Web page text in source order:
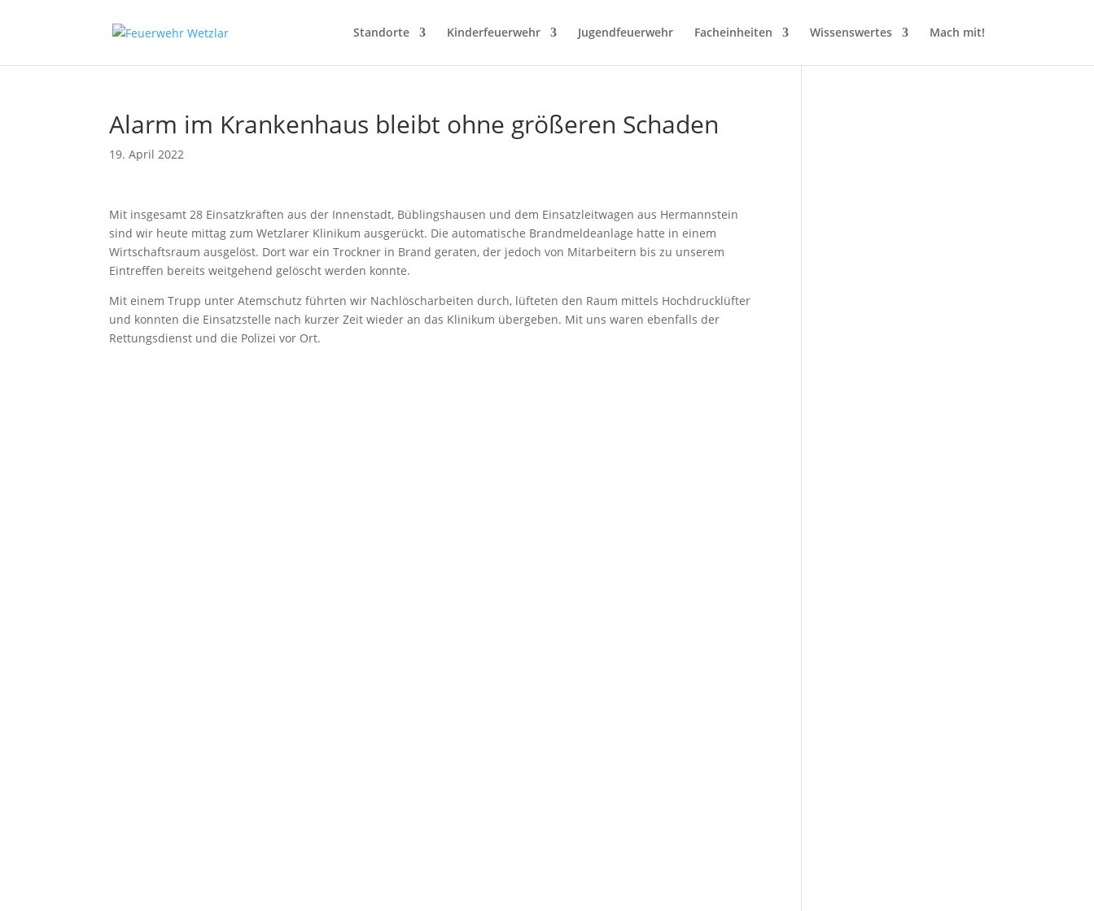
Standorte Kinderfeuerwehr Jugendfeuerwehr Facheinheiten Wissenswertes Mach mit!
Alarm im Krankenhaus bleibt ohne größeren Schaden
19. April 2022
Mit insgesamt 28 Einsatzkräften aus der Innenstadt, Büblingshausen und dem Einsatzleitwagen aus Hermannstein
sind wir heute mittag zum Wetzlarer Klinikum ausgerückt. Die automatische Brandmeldeanlage hatte in einem
Wirtschaftsraum ausgelöst. Dort war ein Trockner in Brand geraten, der jedoch von Mitarbeitern bis zu unserem
Eintreffen bereits weitgehend gelöscht werden konnte.
Mit einem Trupp unter Atemschutz führten wir Nachlöscharbeiten durch, lüfteten den Raum mittels Hochdrucklüfter
und konnten die Einsatzstelle nach kurzer Zeit wieder an das Klinikum übergeben. Mit uns waren ebenfalls der
Rettungsdienst und die Polizei vor Ort.